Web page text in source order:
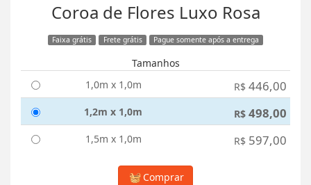
Coroa de Flores Luxo Rosa
Faixa grátis Frete grátis Pague somente após a entrega
Tamanhos
1,0m x 1,0m
R$ 446,00
1,2m x 1,0m R$ 498,00
1,5m x 1,0m R$ 597,00
Comprar